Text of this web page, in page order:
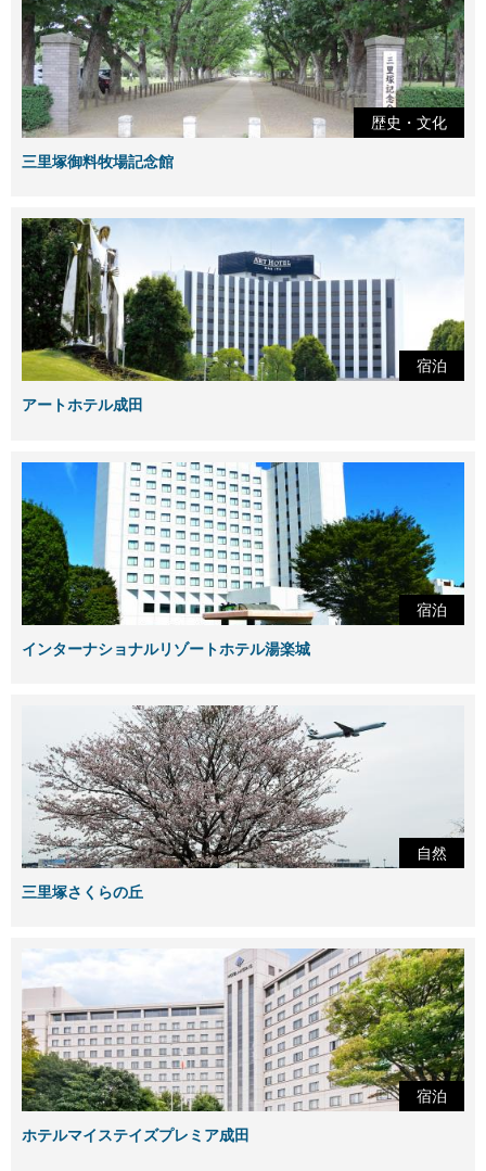
歴史・文化
三里塚御料牧場記念館
宿泊
アートホテル成田
宿泊
インターナショナルリゾートホテル湯楽城
自然
三里塚さくらの丘
宿泊
ホテルマイステイズプレミア成田